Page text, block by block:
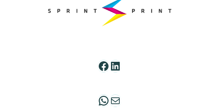
Facebook
LinkedIn
WhatsApp
Mail